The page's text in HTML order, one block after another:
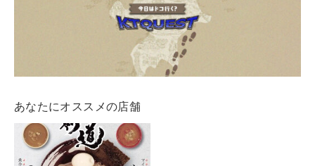
あなたにオススメの店舗